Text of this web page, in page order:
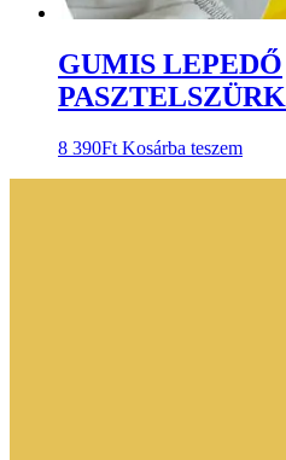
GUMIS LEPEDŐ
8 390Ft Kosárba teszem